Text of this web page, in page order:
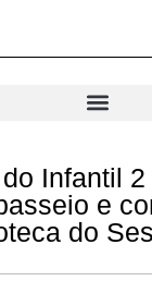
Infantil 2
e
do